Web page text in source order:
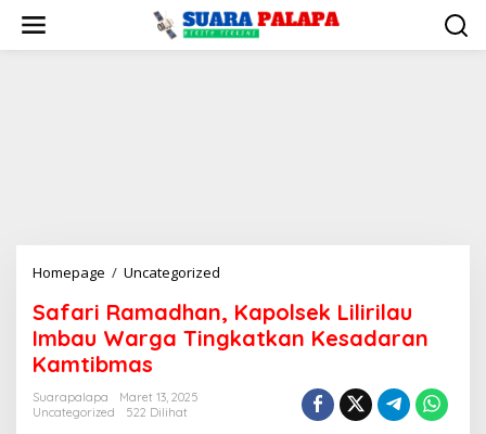
konten
Homepage / Uncategorized
Kapolsek
Lilirilau
Safari Ramadhan, Kapolsek Lilirilau
Imbau Warga Tingkatkan Kesadaran
Kamtibmas
Suarapalapa
Maret 13, 2025
Uncategorized
522 Dilihat